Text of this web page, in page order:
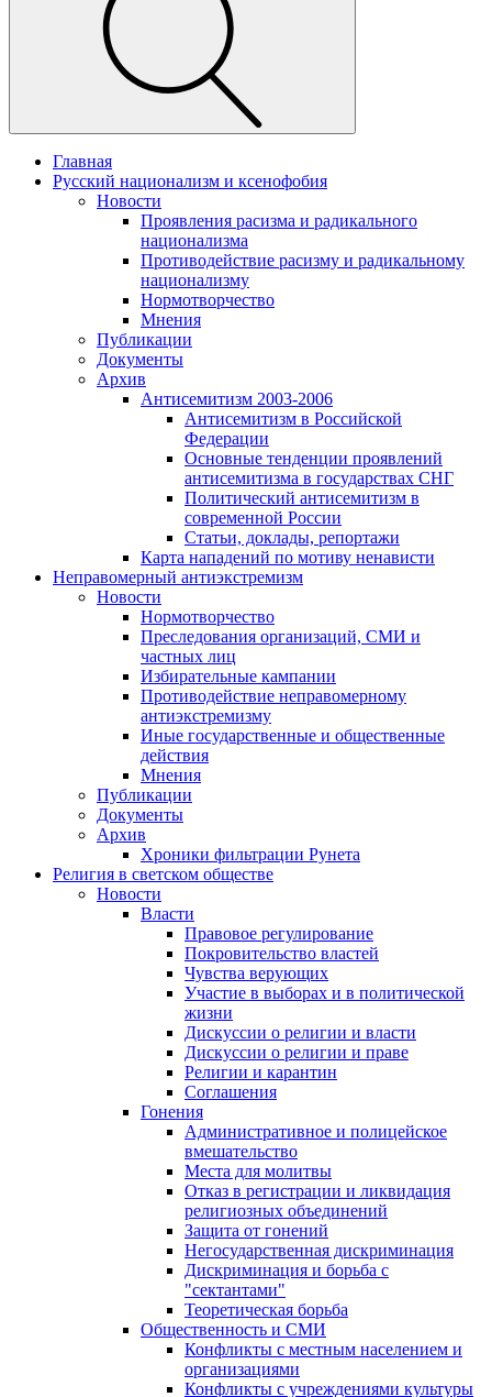
Главная
Русский национализм и ксенофобия
Новости
Проявления расизма и радикального
национализма
Противодействие расизму и радикальному
национализму
Нормотворчество
Мнения
Публикации
Документы
Архив
Антисемитизм 2003-2006
Антисемитизм в Российской
Федерации
Основные тенденции проявлений
антисемитизма в государствах СНГ
Политический антисемитизм в
современной России
Статьи, доклады, репортажи
Карта нападений по мотиву ненависти
Неправомерный антиэкстремизм
Новости
Нормотворчество
Преследования организаций, СМИ и
частных лиц
Избирательные кампании
Противодействие неправомерному
антиэкстремизму
Иные государственные и общественные
действия
Мнения
Публикации
Документы
Архив
Хроники фильтрации Рунета
Религия в светском обществе
Новости
Власти
Правовое регулирование
Покровительство властей
Чувства верующих
Участие в выборах и в политической
жизни
Дискуссии о религии и власти
Дискуссии о религии и праве
Религии и карантин
Соглашения
Гонения
Административное и полицейское
вмешательство
Места для молитвы
Отказ в регистрации и ликвидация
религиозных объединений
Защита от гонений
Негосударственная дискриминация
Дискриминация и борьба с
"сектантами"
Теоретическая борьба
Общественность и СМИ
Конфликты с местным населением и
организациями
Конфликты с учреждениями культуры